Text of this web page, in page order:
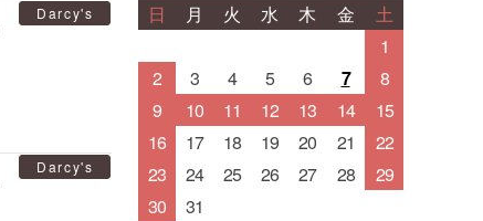
Darcy's
Darcy's
日
月 火 水 木 金
土
1
2
3 4 5 6 7
8
9
10 11 12 13 14
15
16
17 18 19 20 21
22
23
24 25 26 27 28
29
30
31